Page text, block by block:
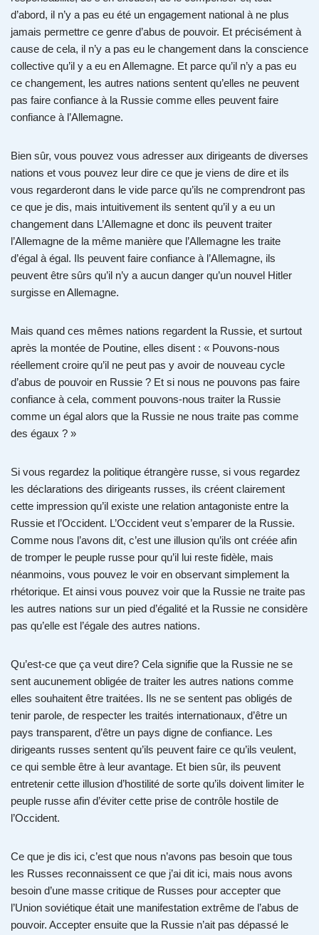
d’abord, il n’y a pas eu été un engagement national à ne plus
jamais permettre ce genre d’abus de pouvoir. Et précisément à
cause de cela, il n’y a pas eu le changement dans la conscience
collective qu’il y a eu en Allemagne. Et parce qu’il n’y a pas eu
ce changement, les autres nations sentent qu’elles ne peuvent
pas faire confiance à la Russie comme elles peuvent faire
confiance à l’Allemagne.
Bien sûr, vous pouvez vous adresser aux dirigeants de diverses
nations et vous pouvez leur dire ce que je viens de dire et ils
vous regarderont dans le vide parce qu’ils ne comprendront pas
ce que je dis, mais intuitivement ils sentent qu’il y a eu un
changement dans L’Allemagne et donc ils peuvent traiter
l’Allemagne de la même manière que l’Allemagne les traite
d’égal à égal. Ils peuvent faire confiance à l’Allemagne, ils
peuvent être sûrs qu’il n’y a aucun danger qu’un nouvel Hitler
surgisse en Allemagne.
Mais quand ces mêmes nations regardent la Russie, et surtout
après la montée de Poutine, elles disent : « Pouvons-nous
réellement croire qu’il ne peut pas y avoir de nouveau cycle
d’abus de pouvoir en Russie ? Et si nous ne pouvons pas faire
confiance à cela, comment pouvons-nous traiter la Russie
comme un égal alors que la Russie ne nous traite pas comme
des égaux ? »
Si vous regardez la politique étrangère russe, si vous regardez
les déclarations des dirigeants russes, ils créent clairement
cette impression qu’il existe une relation antagoniste entre la
Russie et l’Occident. L’Occident veut s’emparer de la Russie.
Comme nous l’avons dit, c’est une illusion qu’ils ont créée afin
de tromper le peuple russe pour qu’il lui reste fidèle, mais
néanmoins, vous pouvez le voir en observant simplement la
rhétorique. Et ainsi vous pouvez voir que la Russie ne traite pas
les autres nations sur un pied d’égalité et la Russie ne considère
pas qu’elle est l’égale des autres nations.
Qu’est-ce que ça veut dire? Cela signifie que la Russie ne se
sent aucunement obligée de traiter les autres nations comme
elles souhaitent être traitées. Ils ne se sentent pas obligés de
tenir parole, de respecter les traités internationaux, d’être un
pays transparent, d’être un pays digne de confiance. Les
dirigeants russes sentent qu’ils peuvent faire ce qu’ils veulent,
ce qui semble être à leur avantage. Et bien sûr, ils peuvent
entretenir cette illusion d’hostilité de sorte qu’ils doivent limiter le
peuple russe afin d’éviter cette prise de contrôle hostile de
l’Occident.
Ce que je dis ici, c’est que nous n’avons pas besoin que tous
les Russes reconnaissent ce que j’ai dit ici, mais nous avons
besoin d’une masse critique de Russes pour accepter que
l’Union soviétique était une manifestation extrême de l’abus de
pouvoir. Accepter ensuite que la Russie n’ait pas dépassé le